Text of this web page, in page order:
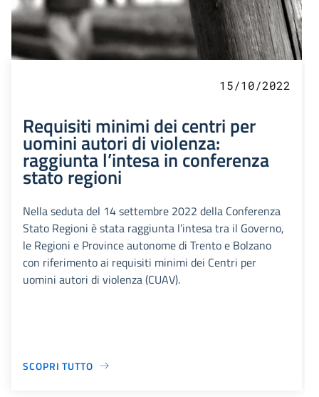
15/10/2022
Requisiti minimi dei centri per
uomini autori di violenza:
raggiunta l’intesa in conferenza
stato regioni
Nella seduta del 14 settembre 2022 della Conferenza
Stato Regioni è stata raggiunta l’intesa tra il Governo,
le Regioni e Province autonome di Trento e Bolzano
con riferimento ai requisiti minimi dei Centri per
uomini autori di violenza (CUAV).
SCOPRI TUTTO